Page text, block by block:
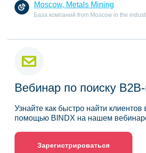
Moscow, Metals Mining
База компаний from Moscow in the
Вебинар по поиску
Узнайте как быстро найти клиентов
помощью BINDX на нашем
Зарегистрироваться